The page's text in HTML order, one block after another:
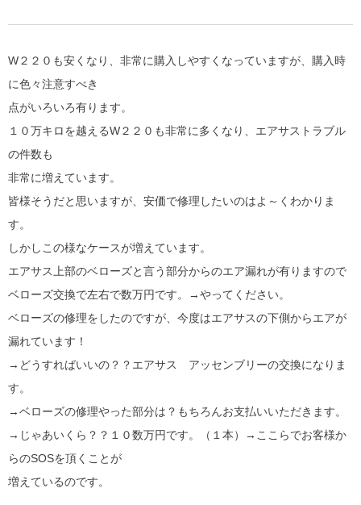
W２２０も安くなり、非常に購入しやすくなっていますが、購入時
に色々注意すべき
点がいろいろ有ります。
１０万キロを越えるW２２０も非常に多くなり、エアサストラブル
の件数も
非常に増えています。
皆様そうだと思いますが、安価で修理したいのはよ～くわかりま
す。
しかしこの様なケースが増えています。
エアサス上部のベローズと言う部分からのエア漏れが有りますので
ベローズ交換で左右で数万円です。→やってください。
ベローズの修理をしたのですが、今度はエアサスの下側からエアが
漏れています！
→どうすればいいの？？エアサス アッセンブリーの交換になりま
す。
→ベローズの修理やった部分は？もちろんお支払いいただきます。
→じゃあいくら？？１０数万円です。（１本）→ここらでお客様か
らのSOSを頂くことが
増えているのです。